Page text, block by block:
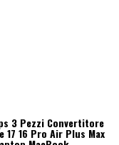
3 Pezzi Convertitore
16 Pro Air Plus Max